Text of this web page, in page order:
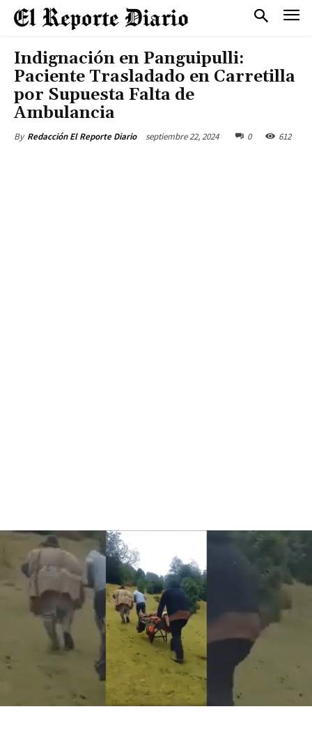
Indignación en Panguipulli:
Paciente Trasladado en Carretilla
por Supuesta Falta de
Ambulancia
By Redacción El Reporte Diario septiembre 22, 2024 0 612